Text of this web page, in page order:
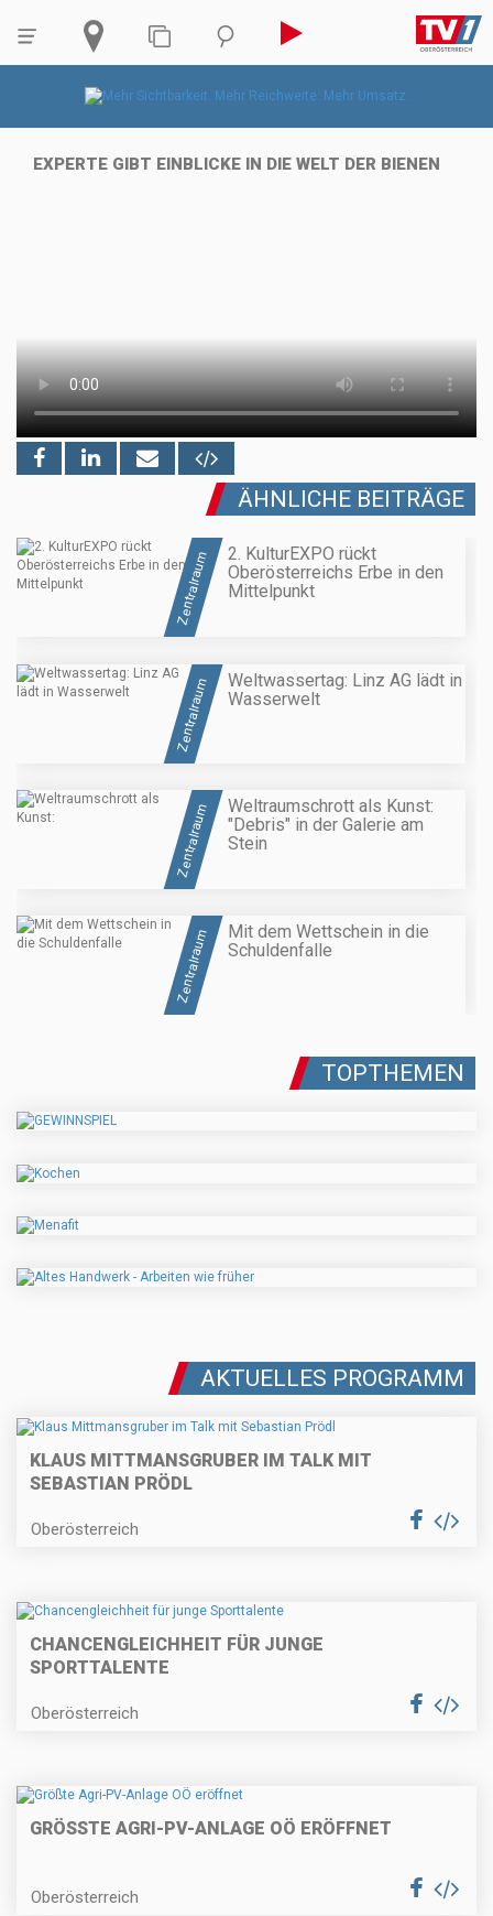
EXPERTE GIBT EINBLICKE IN DIE WELT DER BIENEN
ÄHNLICHE BEITRÄGE
Zentralraum
2. KulturEXPO rückt
Oberösterreichs Erbe in den
Mittelpunkt
Zentralraum
Weltwassertag: Linz AG lädt in
Wasserwelt
Zentralraum
Weltraumschrott als Kunst:
"Debris" in der Galerie am
Stein
Zentralraum
Mit dem Wettschein in die
Schuldenfalle
TOPTHEMEN
AKTUELLES PROGRAMM
KLAUS MITTMANSGRUBER IM TALK MIT
SEBASTIAN PRÖDL
Oberösterreich
CHANCENGLEICHHEIT FÜR JUNGE
SPORTTALENTE
Oberösterreich
GRÖSSTE AGRI-PV-ANLAGE OÖ ERÖFFNET
Oberösterreich